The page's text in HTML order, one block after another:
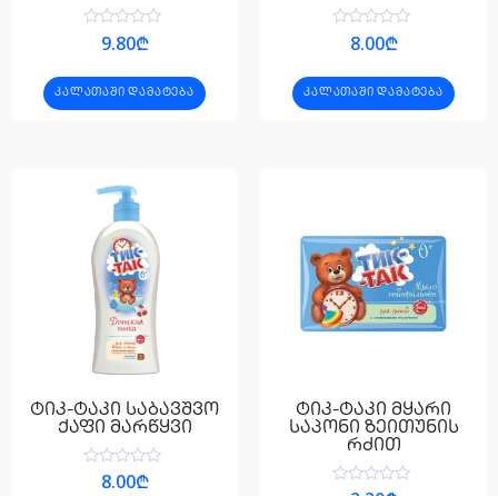
შეფასება
5-
დან
9.80₾
ᲙᲐᲚᲐᲗᲐᲨᲘ ᲓᲐᲛᲐᲢᲔᲑᲐ
შეფასება
5-
დან
8.00₾
ᲙᲐᲚᲐᲗᲐᲨᲘ ᲓᲐᲛᲐᲢᲔᲑᲐ
ტიკ-ტაკი საბავშვო
ქაფი მარწყვი
შეფასება
8.00₾
ტიკ-ტაკი მყარი
საპონი ზეითუნის
რძით